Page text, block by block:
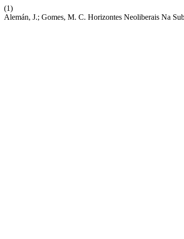
(1)
Alemán, J.; Gomes, M. C. Horizontes Neoliberais Na